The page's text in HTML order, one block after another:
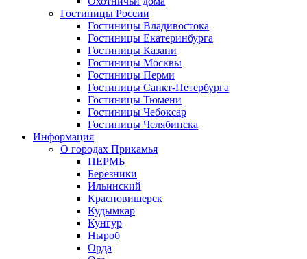
Гостиницы России
Гостиницы Владивостока
Гостиницы Екатеринбурга
Гостиницы Казани
Гостиницы Москвы
Гостиницы Перми
Гостиницы Санкт-Петербурга
Гостиницы Тюмени
Гостиницы Чебоксар
Гостиницы Челябинска
Информация
О городах Прикамья
ПЕРМЬ
Березники
Ильинский
Красновишерск
Кудымкар
Кунгур
Ныроб
Орда